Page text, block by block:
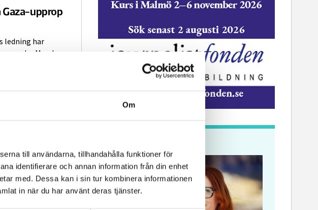
Om
till användarna, tillhandahålla funktioner för
identifierare och annan information från din enhet
med. Dessa kan i sin tur kombinera informationen
in när du har använt deras tjänster.
upprop
ledning har
under Magda
göra den
i SR Ekot gav